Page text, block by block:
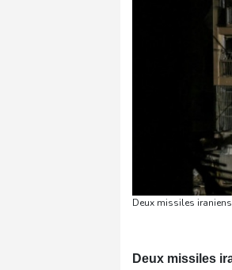
Deux missiles
Deux missiles